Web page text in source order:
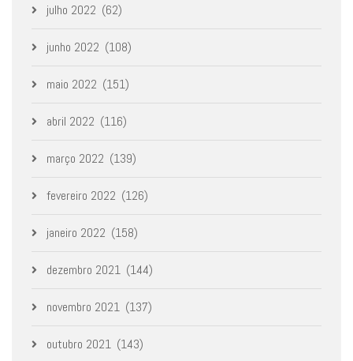
julho 2022 (62)
junho 2022 (108)
maio 2022 (151)
abril 2022 (116)
março 2022 (139)
fevereiro 2022 (126)
janeiro 2022 (158)
dezembro 2021 (144)
novembro 2021 (137)
outubro 2021 (143)